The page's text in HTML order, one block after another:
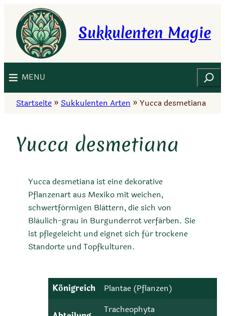
Inhalt
springen
Sukkulenten Magie
MENU Suchen
Startseite » Sukkulenten Arten » Yucca desmetiana
Yucca desmetiana
Yucca desmetiana ist eine dekorative
Pflanzenart aus Mexiko mit weichen,
schwertförmigen Blättern, die sich von
Bläulich-grau in Burgunderrot verfärben. Sie
ist pflegeleicht und eignet sich für trockene
Standorte und Topfkulturen.
Königreich Plantae (Pflanzen)
Tracheophyta